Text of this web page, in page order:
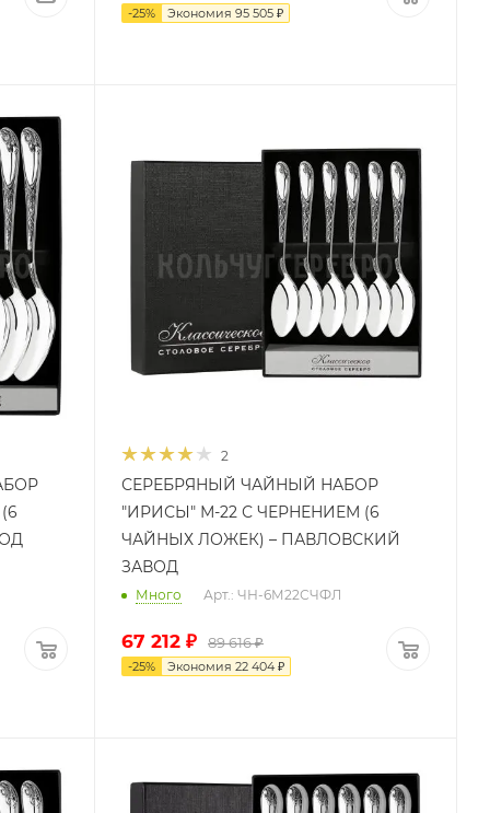
-25% Экономия 95 505 ₽
2
СЕРЕБРЯНЫЙ ЧАЙНЫЙ НАБОР
"ИРИСЫ" М-22 С ЧЕРНЕНИЕМ (6
ЧАЙНЫХ ЛОЖЕК) – ПАВЛОВСКИЙ
ЗАВОД
Много Арт.: ЧН-6М22СЧФЛ
67 212 ₽ 89 616₽
-25% Экономия 22 404 ₽